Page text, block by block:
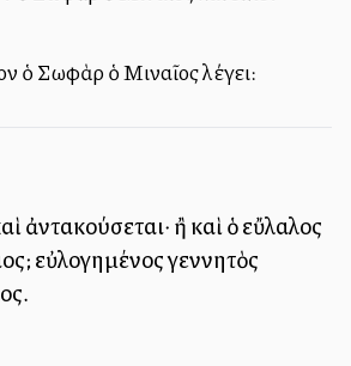
ὁ Σωφὰρ ὁ Μιναῖος λέγει:
ἀντακούσεται· ἢ καὶ ὁ εὔλαλος
εὐλογημένος γεννητὸς